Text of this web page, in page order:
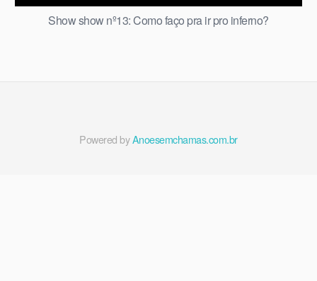
Show show nº13: Como faço pra ir pro inferno?
Powered byAnoesemchamas.com.br